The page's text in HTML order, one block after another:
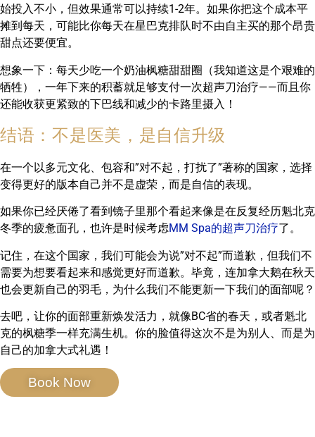
始投入不小，但效果通常可以持续1-2年。如果你把这个成本平
摊到每天，可能比你每天在星巴克排队时不由自主买的那个昂贵
甜点还要便宜。
想象一下：每天少吃一个奶油枫糖甜甜圈（我知道这是个艰难的
牺牲），一年下来的积蓄就足够支付一次超声刀治疗——而且你
还能收获更紧致的下巴线和减少的卡路里摄入！
结语：不是医美，是自信升级
在一个以多元文化、包容和”对不起，打扰了”著称的国家，选择
变得更好的版本自己并不是虚荣，而是自信的表现。
如果你已经厌倦了看到镜子里那个看起来像是在反复经历魁北克
冬季的疲惫面孔，也许是时候考虑MM Spa的超声刀治疗了。
记住，在这个国家，我们可能会为说”对不起”而道歉，但我们不
需要为想要看起来和感觉更好而道歉。毕竟，连加拿大鹅在秋天
也会更新自己的羽毛，为什么我们不能更新一下我们的面部呢？
去吧，让你的面部重新焕发活力，就像BC省的春天，或者魁北
克的枫糖季一样充满生机。你的脸值得这次不是为别人、而是为
自己的加拿大式礼遇！
Book Now